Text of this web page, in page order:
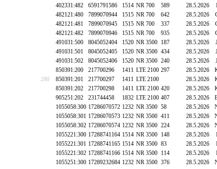
402331:482
6591791586 1514 NR 700 589 28.5.2026
482121:480
7899070944 1515 NR 700 642 28.5.2026
482121:481
7899070945 1515 NR 700 337 28.5.2026
482121:482
7899070946 1515 NR 700 935 28.5.2026
491031:500
8045052404 1520 NR 3500 187 28.5.2026
491031:501
8045052405 1520 NR 3500 434 28.5.2026
491031:502
8045052406 1520 NR 3500 240 28.5.2026
850391:200
217700296 1411 LTE 2100 297 28.5.2026
280
850391:201 217700297 1411 LTE 2100 28.5.2026
850391:202
217700298 1411 LTE 2100 420 28.5.2026
905251:202
231744458 1832 LTE 2100 407 28.5.2026
1055058:300 17286070572 1232 NR 3500 58 28.5.2026
1055058:301 17286070573 1232 NR 3500 411 28.5.2026
1055058:302 17286070574 1232 NR 3500 224 28.5.2026
1055221:300 17288741164 1514 NR 3500 148 28.5.2026
1055221:301 17288741165 1514 NR 3500 83 28.5.2026
1055221:302 17288741166 1514 NR 3500 114 28.5.2026
1055251:300 17289232684 1232 NR 3500 376 28.5.2026